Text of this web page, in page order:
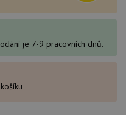
je 7-9 pracovních dnů.